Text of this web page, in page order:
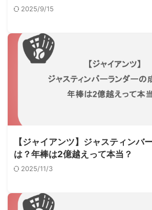
2025/9/15
【ジャイアンツ】ジャスティンバ
は？年棒は2億越えって本当？
2025/11/3